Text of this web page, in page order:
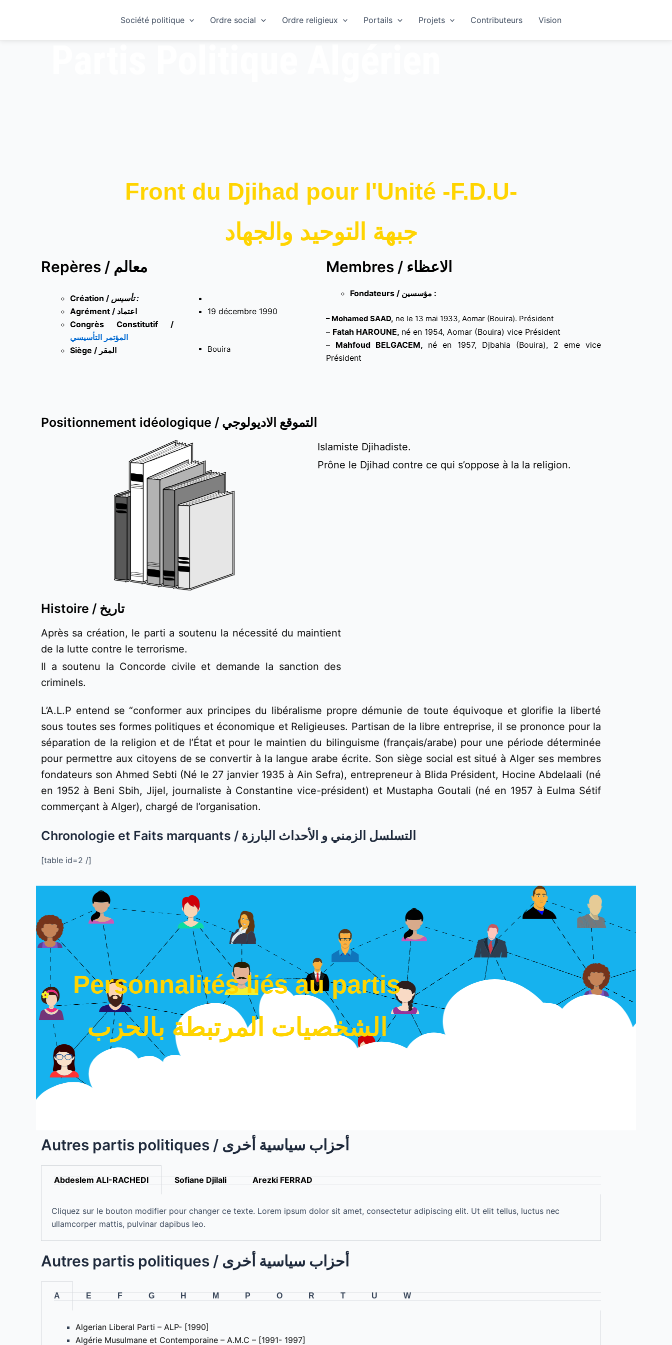
Société politique Ordre social Ordre religieux Portails Projets Contributeurs Vision
Front du Djihad pour l'Unité -F.D.U-
جبهة التوحيد والجهاد
Repères / معالم Membres / الاعظاء
Création /
تأسيس :
Agrément / اعتماد
Congrès Constitutif /
المؤتمر التأسيسي
Siège / المقر
19 décembre 1990
Bouira
Fondateurs / مؤسسين :
– Mohamed SAAD, ne le 13 mai 1933, Aomar (Bouira). Président
– Fatah HAROUNE, né en 1954, Aomar (Bouira) vice Président
– Mahfoud BELGACEM, né en 1957, Djbahia (Bouira), 2 eme vice
Président
Positionnement idéologique / التموقع الاديولوجي
Islamiste Djihadiste.
Prône le Djihad contre ce qui s’oppose à la la religion.
Histoire / تاريخ
Après sa création, le parti a soutenu la nécessité du maintient
de la lutte contre le terrorisme.
Il a soutenu la Concorde civile et demande la sanction des
criminels.
L’A.L.P entend se “conformer aux principes du libéralisme propre démunie de toute équivoque et glorifie la liberté
sous toutes ses formes politiques et économique et Religieuses. Partisan de la libre entreprise, il se prononce pour la
séparation de la religion et de l’État et pour le maintien du bilinguisme (français/arabe) pour une période déterminée
pour permettre aux citoyens de se convertir à la langue arabe écrite. Son siège social est situé à Alger ses membres
fondateurs son Ahmed Sebti (Né le 27 janvier 1935 à Ain Sefra), entrepreneur à Blida Président, Hocine Abdelaali (né
en 1952 à Beni Sbih, Jijel, journaliste à Constantine vice-président) et Mustapha Goutali (né en 1957 à Eulma Sétif
commerçant à Alger), chargé de l’organisation.
Chronologie et Faits marquants / التسلسل الزمني و الأحداث البارزة
[table id=2 /]
Personnalités liés au partis
الشخصيات المرتبطة بالحزب
Autres partis politiques / أحزاب سياسية أخرى
Abdeslem ALI-RACHEDI Sofiane Djilali Arezki FERRAD
Cliquez sur le bouton modifier pour changer ce texte. Lorem ipsum dolor sit amet, consectetur adipiscing elit. Ut elit tellus, luctus nec
ullamcorper mattis, pulvinar dapibus leo.
Autres partis politiques / أحزاب سياسية أخرى
A E F G H M P O R T U W
Algerian Liberal Parti – ALP- [1990]
Algérie Musulmane et Contemporaine – A.M.C – [1991- 1997]